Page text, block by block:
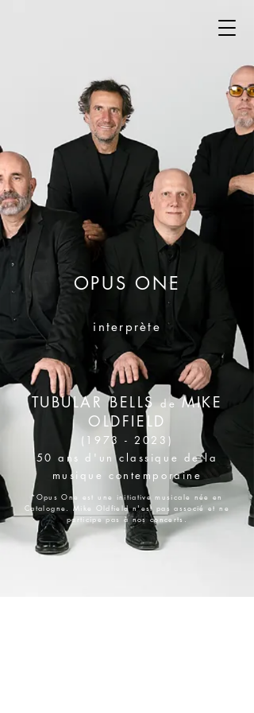
OPUS ONE
interprète
TUBULAR BELLS deMIKE
OLDFIELD
(1973 - 2023)
50 ans d'un classique de la
musique contemporaine
*Opus One est une initiative musicale née en
Catalogne. Mike Oldfield n'est pas associé et ne
participe pas à nos concerts.